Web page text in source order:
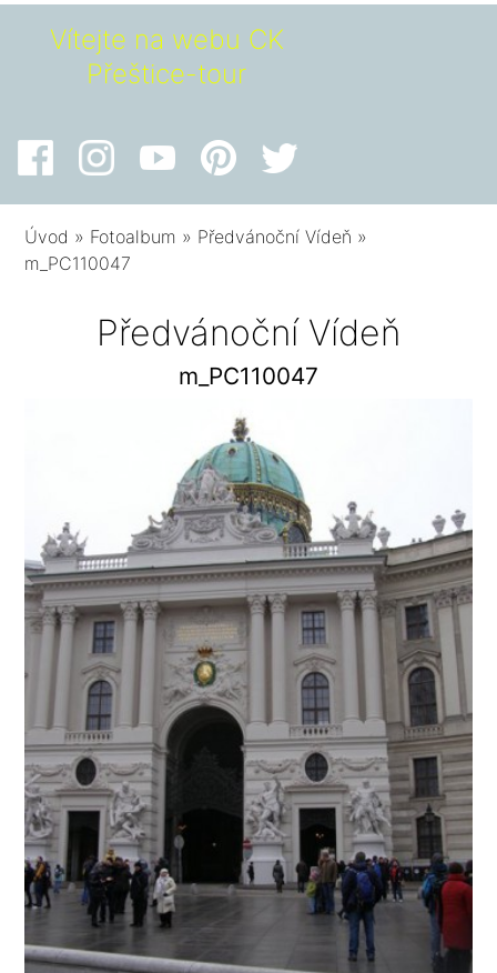
Vítejte na webu CK
Přeštice-tour
Úvod » Fotoalbum » Předvánoční Vídeň »
m_PC110047
Předvánoční Vídeň
m_PC110047